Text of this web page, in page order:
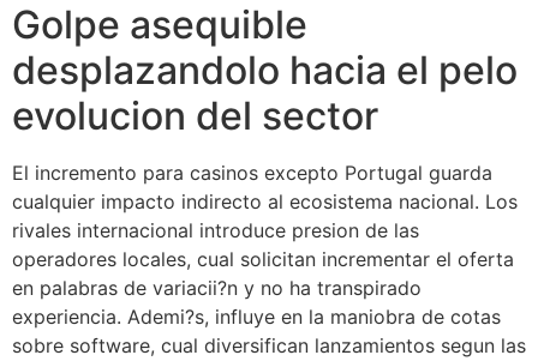
Golpe asequible
desplazandolo hacia el pelo
evolucion del sector
El incremento para casinos excepto Portugal guarda
cualquier impacto indirecto al ecosistema nacional. Los
rivales internacional introduce presion de las
operadores locales, cual solicitan incrementar el oferta
en palabras de variacii?n y no ha transpirado
experiencia. Ademi?s, influye en la maniobra de cotas
sobre software, cual diversifican lanzamientos segun las